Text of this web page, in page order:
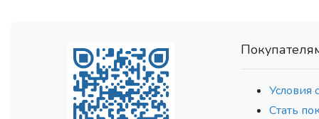
Условия
Стать